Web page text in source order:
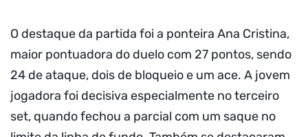
O destaque da partida foi a ponteira Ana Cristina,
maior pontuadora do duelo com 27 pontos, sendo
24 de ataque, dois de bloqueio e um ace. A jovem
jogadora foi decisiva especialmente no terceiro
set, quando fechou a parcial com um saque no